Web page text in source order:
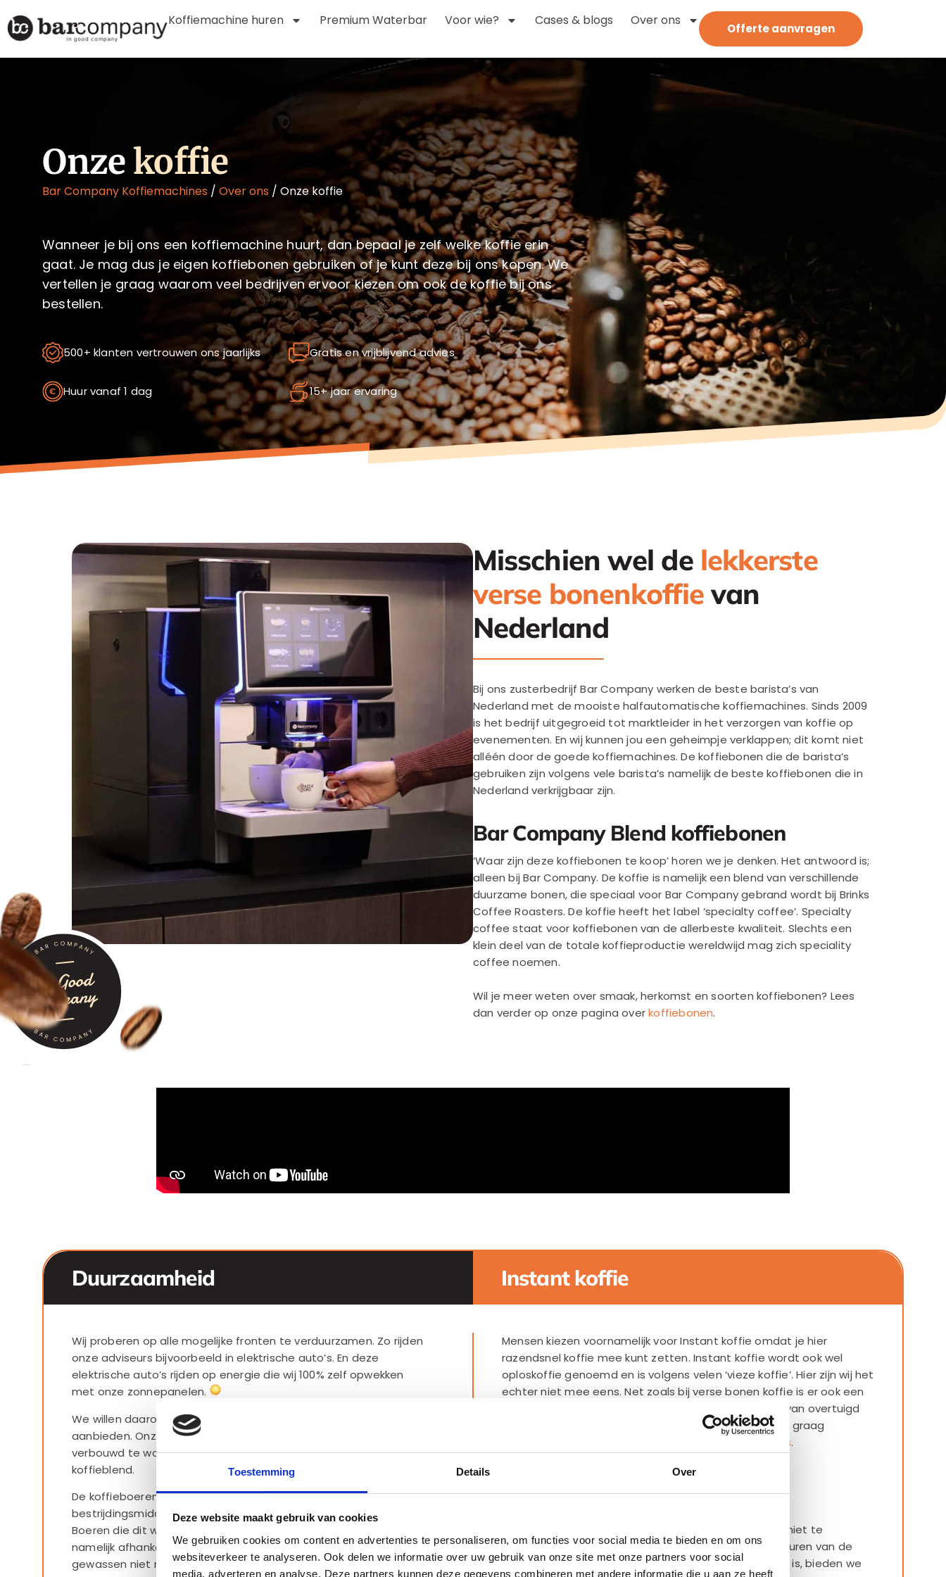
Toestemming Details Over
Deze website maakt gebruik van cookies
We gebruiken cookies om content en advertenties te personaliseren, om functies voor social media te bieden en om ons
websiteverkeer te analyseren. Ook delen we informatie over uw gebruik van onze site met onze partners voor social
media, adverteren en analyse. Deze partners kunnen deze gegevens combineren met andere informatie die u aan ze heeft
Koffiemachine huren Premium Waterbar Voor wie? Cases & blogs Over ons
Offerte aanvragen
Onzekoffie
Bar Company Koffiemachines / Over ons / Onze koffie
Wanneer je bij ons een koffiemachine huurt, dan bepaal je zelf welke koffie erin
gaat. Je mag dus je eigen koffiebonen gebruiken of je kunt deze bij ons kopen. We
vertellen je graag waarom veel bedrijven ervoor kiezen om ook de koffie bij ons
bestellen.
500+ klanten vertrouwen ons jaarlijks Gratis en vrijblijvend advies
Huur vanaf 1 dag 15+ jaar ervaring
Misschien wel de lekkerste
verse bonenkoffievan
Nederland
Bij ons zusterbedrijf Bar Company werken de beste barista’s van
Nederland met de mooiste halfautomatische koffiemachines. Sinds 2009
is het bedrijf uitgegroeid tot marktleider in het verzorgen van koffie op
evenementen. En wij kunnen jou een geheimpje verklappen; dit komt niet
alléén door de goede koffiemachines. De koffiebonen die de barista’s
gebruiken zijn volgens vele barista’s namelijk de beste koffiebonen die in
Nederland verkrijgbaar zijn.
Bar Company Blend koffiebonen
‘Waar zijn deze koffiebonen te koop’ horen we je denken. Het antwoord is;
alleen bij Bar Company. De koffie is namelijk een blend van verschillende
duurzame bonen, die speciaal voor Bar Company gebrand wordt bij Brinks
Coffee Roasters. De koffie heeft het label ‘specialty coffee’. Specialty
coffee staat voor koffiebonen van de allerbeste kwaliteit. Slechts een
klein deel van de totale koffieproductie wereldwijd mag zich speciality
coffee noemen.
Wil je meer weten over smaak, herkomst en soorten koffiebonen? Lees
dan verder op onze pagina overkoffiebonen.
Duurzaamheid Instant koffie
Wij proberen op alle mogelijke fronten te verduurzamen. Zo rijden
onze adviseurs bijvoorbeeld in elektrische auto’s. En deze
elektrische auto’s rijden op energie die wij 100% zelf opwekken
met onze zonnepanelen.
We willen daarom ook meer dan alleen maar super lekkere koffie
aanbieden. Onze koffie dient dus ook duurzaam en eerlijk
verbouwd te worden. En dat is gelukt met de Bar Company
koffieblend.
De koffieboeren waar wij mee werken gebruiken geen giftige
bestrijdingsmiddelen, daar deze zeer slecht zijn voor het milieu.
Boeren die dit wel doen kunnen niet meer terug. Ze raken
namelijk afhankelijk van deze bestrijdingsmiddelen omdat de
gewassen niet meer zonder kunnen. Onze koffiebrander Brinks
Mensen kiezen voornamelijk voor Instant koffie omdat je hier
razendsnel koffie mee kunt zetten. Instant koffie wordt ook wel
oploskoffie genoemd en is volgens velen ‘vieze koffie’. Hier zijn wij het
echter niet mee eens. Net zoals bij verse bonen koffie is er ook een
enorm verschil in kwaliteit bij instant koffie. Wij zijn er van overtuigd
dat instant koffie ook lekker kan zijn en we laten je dit graag
instant koffiemachines.
In tegenstelling tot veel koffieboeren hoeven wij het niet te
verdienen op de koffie. Het draait bij ons om het verhuren van de
koffiemachines. Omdat de koffie dus een bij-product is, bieden we